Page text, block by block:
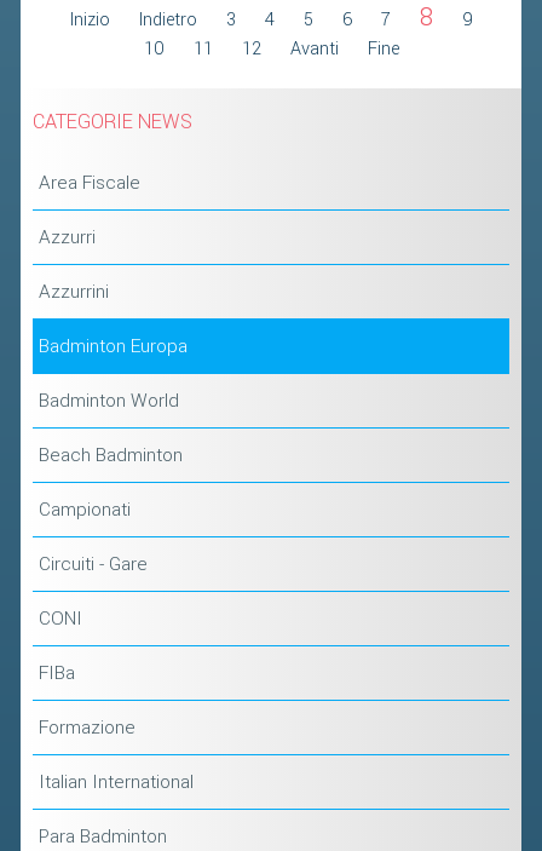
Inizio Indietro 3 4 5 6 7 8
9
10
11 12 Avanti Fine
CATEGORIE NEWS
Area Fiscale
Azzurri
Azzurrini
Badminton Europa
Badminton World
Beach Badminton
Campionati
Circuiti - Gare
CONI
FIBa
Formazione
Italian International
Para Badminton
2019
2018